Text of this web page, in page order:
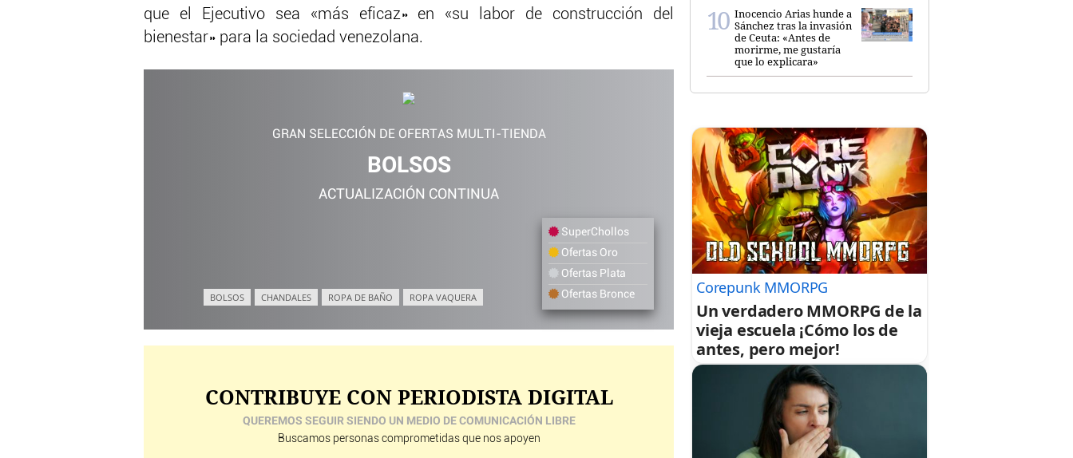
que el Ejecutivo sea «más eficaz» en «su labor de construcción del
bienestar» para la sociedad venezolana.
GRAN SELECCIÓN DE OFERTAS MULTI-TIENDA
BOLSOS
ACTUALIZACIÓN CONTINUA
BOLSOS CHANDALES ROPA DE BAÑO ROPA VAQUERA
SuperChollos
Ofertas Oro
Ofertas Plata
Ofertas Bronce
CONTRIBUYE CON PERIODISTA DIGITAL
QUEREMOS SEGUIR SIENDO UN MEDIO DE COMUNICACIÓN LIBRE
Buscamos personas comprometidas que nos apoyen
Inocencio Arias hunde a
Sánchez tras la invasión
de Ceuta: «Antes de
morirme, me gustaría
que lo explicara»
Corepunk MMORPG
Un verdadero MMORPG de la
vieja escuela ¡Cómo los de
antes, pero mejor!